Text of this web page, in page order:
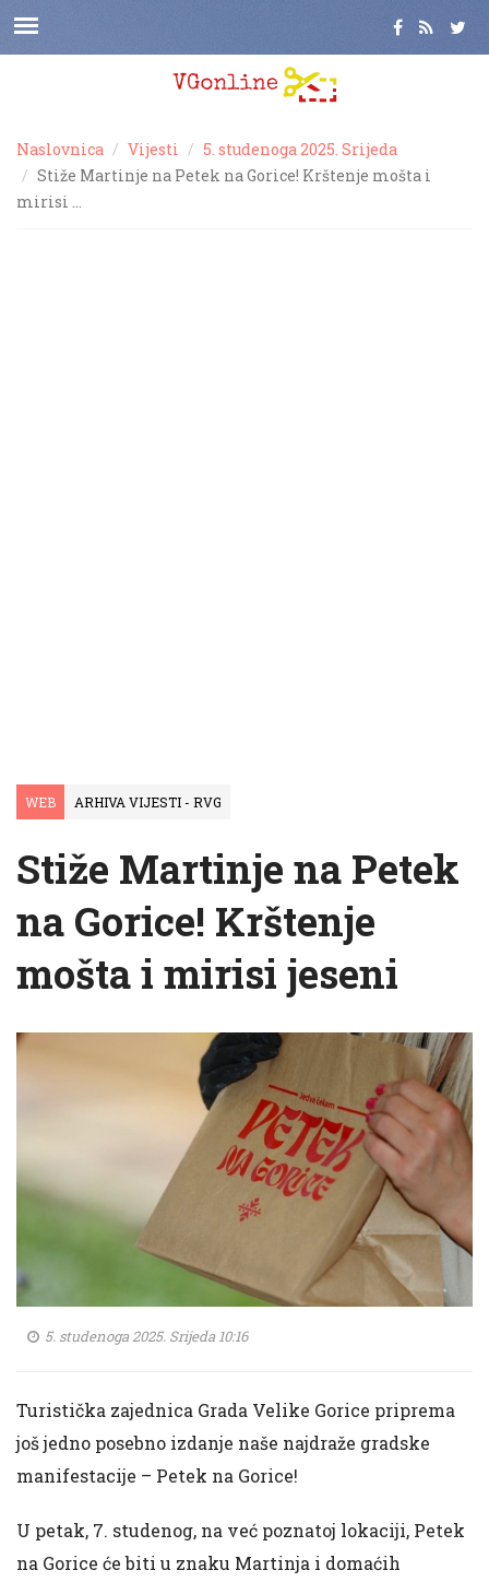
Naslovnica Vijesti
5. studenoga 2025. Srijeda
Stiže Martinje na Petek na Gorice! Krštenje mošta i
mirisi …
WEB ARHIVA VIJESTI - RVG
Stiže Martinje na Petek
na Gorice! Krštenje
mošta i mirisi jeseni
5. studenoga 2025. Srijeda 10:16
Turistička zajednica Grada Velike Gorice priprema
još jedno posebno izdanje naše najdraže gradske
manifestacije – Petek na Gorice!
U petak, 7. studenog, na već poznatoj lokaciji, Petek
na Gorice će biti u znaku Martinja i domaćih